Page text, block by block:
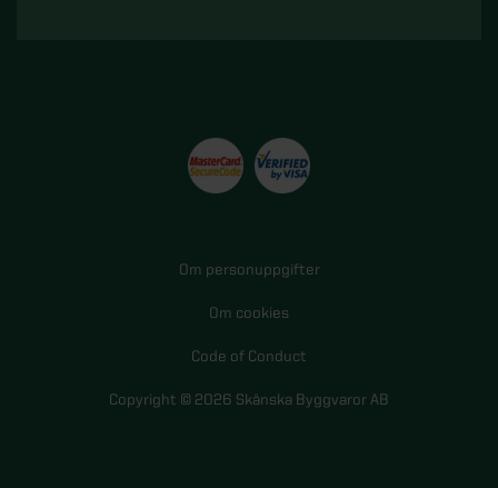
Om personuppgifter
Om cookies
Code of Conduct
Copyright © 2026 Skånska Byggvaror AB